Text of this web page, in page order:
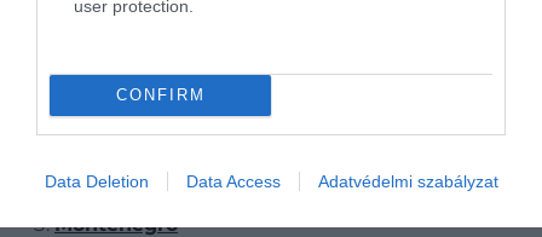
user protection.
CONFIRM
Data Deletion Data Access Adatvédelmi szabályzat
Liechtenstein
Észak-Macedónia
Lettország
Montenegró